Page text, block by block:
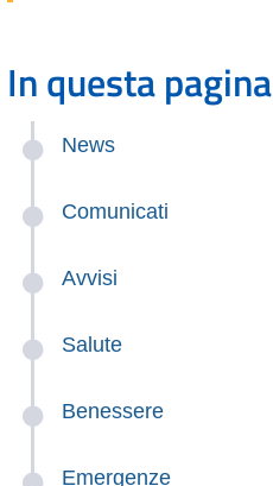
In questa pagina
News
Comunicati
Avvisi
Salute
Benessere
Emergenze